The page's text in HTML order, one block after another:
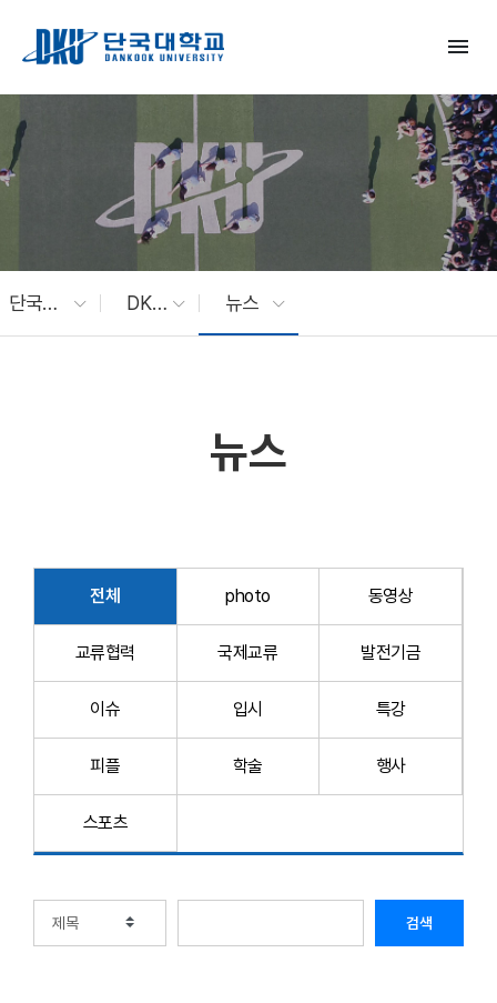
menu
단국대 소식 DKU News 뉴스
뉴스
전체 photo 동영상
교류협력 국제교류 발전기금
이슈 입시 특강
피플 학술 행사
스포츠
검색